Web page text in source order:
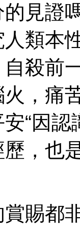
見證
類本
殺前
，痛
“因
，也
賜都